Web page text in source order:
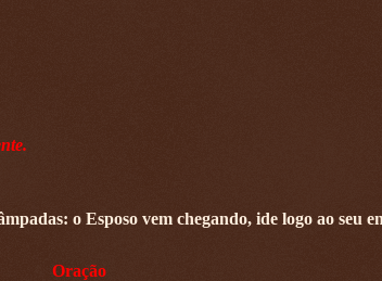
o Esposo vem chegando, ide logo ao seu
Oração